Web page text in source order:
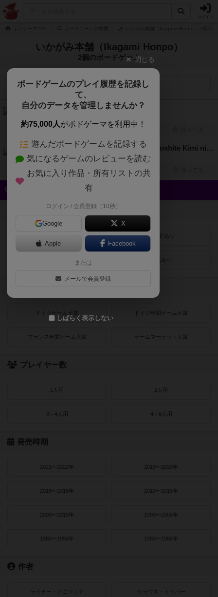
いかがみ本舗（Ikagami Honpo）
2個のボードゲーム
検索メニュー
テクノロジア（Tecnologia）
君を殺して君になる（Kimi wo Koroshite Kimi ni Naru）
3人～5人 10分～20分 10歳～ 2019年～
興味あり 経験あり お気に入り
登録状況
紹介文あり
画像あり
ドイツゲーム大賞 ドイツ年間ゲーム大賞
フランス年間ゲーム大賞 ゲームマーケット大賞
プレイヤー数
1人用 2人用
3～4人用 4～8人用
発売時期
2021〜2022年 2019〜2020年
2016〜2018年 2010〜2015年
2000〜2010年 1990〜2000年
1980〜1990年 1950〜1980年
作者
ライナー・クニツィア クラウス・トイバー
閉じる
ボードゲームのプレイ履歴を記録し
て、
自分のデータを管理しませんか？
約75,000人がボドゲーマを利用中！
遊んだボードゲームを記録する
気になるゲームのレビューを読む
お気に入り作品・所有リストの共
有
ログイン / 会員登録（10秒）
Google X
Apple Facebook
または
メールで会員登録
しばらく表示しない